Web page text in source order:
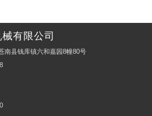
有限公司
南县钱库镇六和嘉园8幢80号